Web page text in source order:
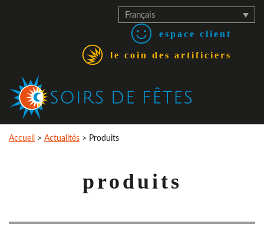
Français
espace client
le coin des artificiers
Accueil > Actualités > Produits
produits